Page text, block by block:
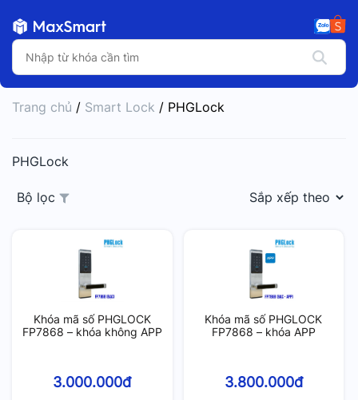
Trang chủ / Smart Lock / PHGLock
PHGLock
Bộ lọc
Khóa mã số PHGLOCK
FP7868 – khóa không APP
3.000.000đ
Khóa mã số PHGLOCK
FP7868 – khóa APP
3.800.000đ